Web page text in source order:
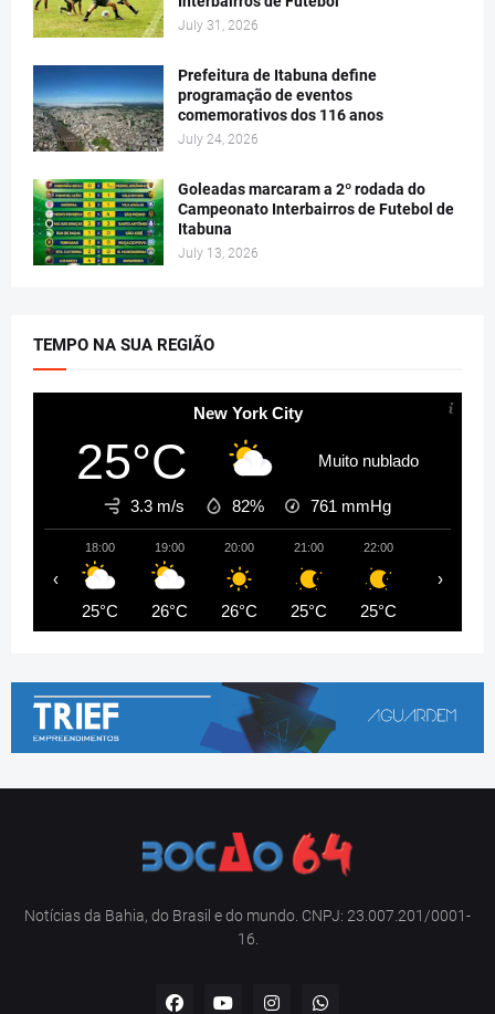
July 31, 2026
Prefeitura de Itabuna define
programação de eventos
comemorativos dos 116 anos
July 24, 2026
Goleadas marcaram a 2º rodada do
Campeonato Interbairros de Futebol de
Itabuna
July 13, 2026
TEMPO NA SUA REGIÃO
New York City
25°C Muito nublado
3.3 m/s 82% 761 mmHg
18:00
25°C
19:00
26°C
20:00
26°C
21:00
25°C
22:00
25°C
‹ ›
Notícias da Bahia, do Brasil e do mundo. CNPJ: 23.007.201/0001-
16.